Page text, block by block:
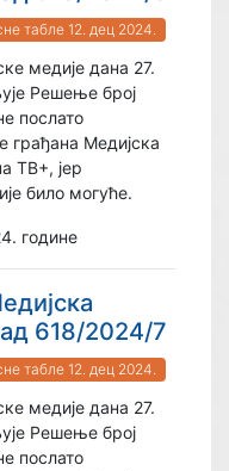
табле 12. дец 2024.
медије дана 27.
Решење број
послато
грађана Медијска
ТВ+, јер
било могуће.
године
618/2024/7
табле 12. дец 2024.
медије дана 27.
Решење број
послато